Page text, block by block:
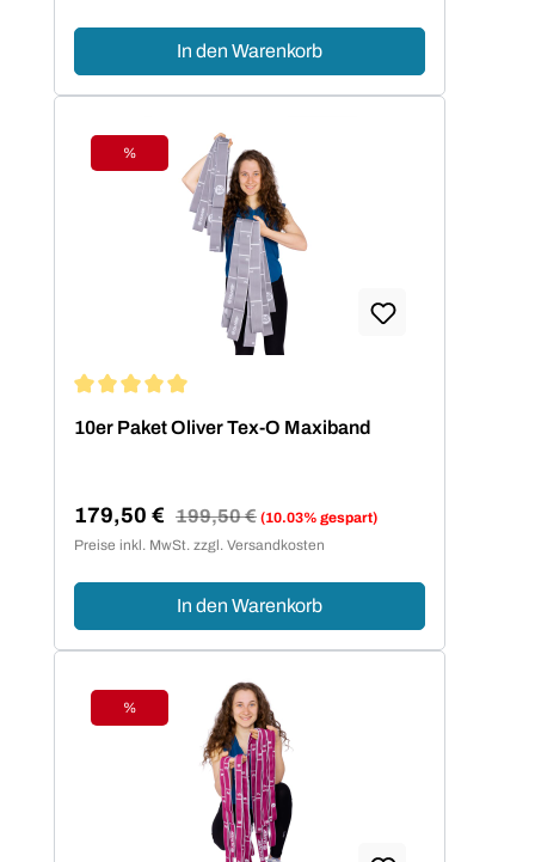
In den Warenkorb
Rabatt
%
10er Paket Oliver Tex-O Maxiband
Verkaufspreis:
179,50 € Regulärer Preis:
199,50 € (10.03% gespart)
Preise inkl. MwSt. zzgl. Versandkosten
In den Warenkorb
Rabatt
%